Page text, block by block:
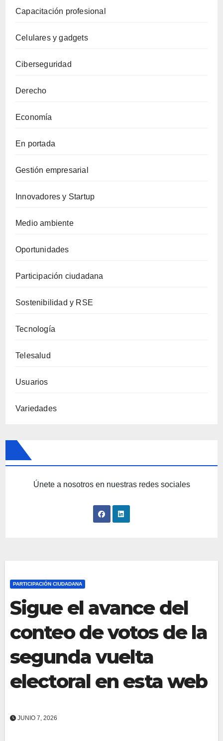
Capacitación profesional
Celulares y gadgets
Ciberseguridad
Derecho
Economía
En portada
Gestión empresarial
Innovadores y Startup
Medio ambiente
Oportunidades
Participación ciudadana
Sostenibilidad y RSE
Tecnología
Telesalud
Usuarios
Variedades
Únete a nosotros en nuestras redes sociales
PARTICIPACIÓN CIUDADANA
Sigue el avance del
conteo de votos de la
segunda vuelta
electoral en esta web
JUNIO 7, 2026